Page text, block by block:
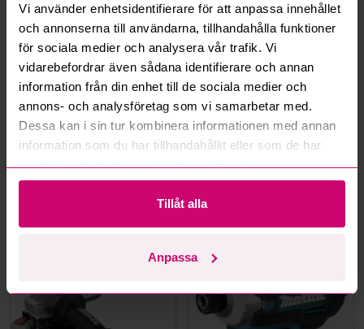
Vi använder enhetsidentifierare för att anpassa innehållet
och annonserna till användarna, tillhandahålla funktioner
för sociala medier och analysera vår trafik. Vi
vidarebefordrar även sådana identifierare och annan
information från din enhet till de sociala medier och
annons- och analysföretag som vi samarbetar med.
Dessa kan i sin tur kombinera informationen med annan
information som du har tillhandahållit eller som de har
samlat in när du har använt deras tjänster.
Tillåt alla
Anpassa
Milwaukee M18 FUEL M18
Milwaukee Milwaukee
Oanvänd